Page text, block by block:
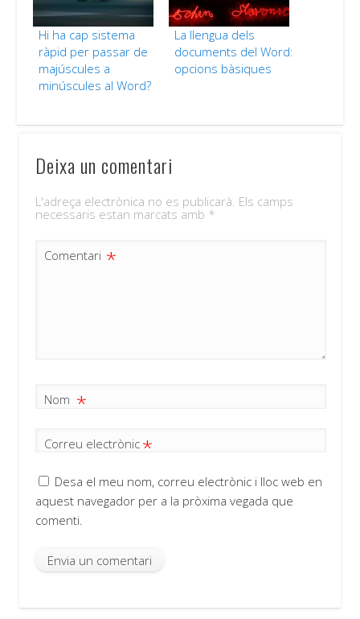
Hi ha cap sistema
ràpid per passar de
majúscules a
minúscules al Word?
La llengua dels
documents del Word:
opcions bàsiques
Deixa un comentari
L'adreça electrònica no es publicarà. Els camps
necessaris estan marcats amb *
Comentari *
Nom *
Correu electrònic *
Desa el meu nom, correu electrònic i lloc web en
aquest navegador per a la pròxima vegada que
comenti.